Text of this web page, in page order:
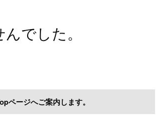
でした。
ページへご案内します。